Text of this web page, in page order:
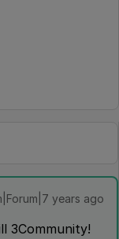
years ago
3Community!